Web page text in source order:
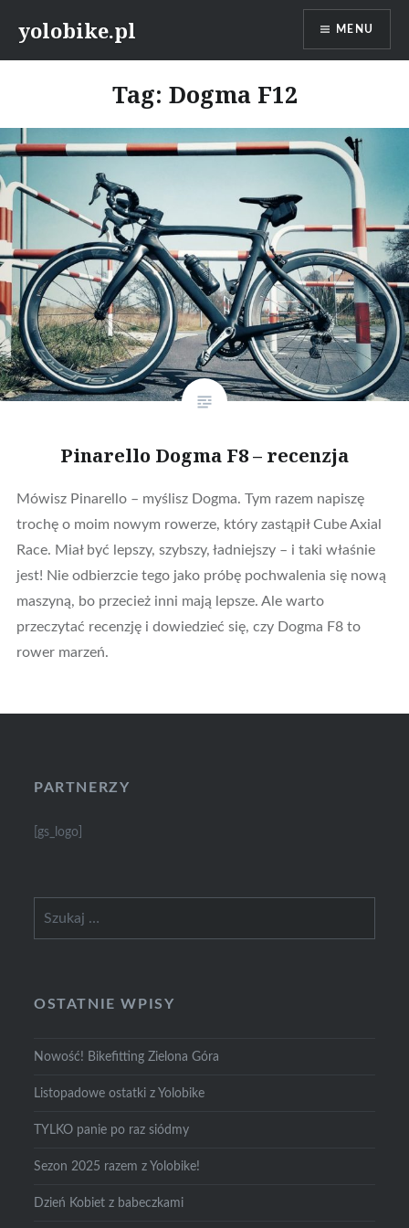
yolobike.pl MENU
Tag: Dogma F12
Pinarello Dogma F8 – recenzja
Mówisz Pinarello – myślisz Dogma. Tym razem napiszę
trochę o moim nowym rowerze, który zastąpił Cube Axial
Race. Miał być lepszy, szybszy, ładniejszy – i taki właśnie
jest! Nie odbierzcie tego jako próbę pochwalenia się nową
maszyną, bo przecież inni mają lepsze. Ale warto
przeczytać recenzję i dowiedzieć się, czy Dogma F8 to
rower marzeń.
PARTNERZY
[gs_logo]
OSTATNIE WPISY
Nowość! Bikefitting Zielona Góra
Listopadowe ostatki z Yolobike
TYLKO panie po raz siódmy
Sezon 2025 razem z Yolobike!
Dzień Kobiet z babeczkami